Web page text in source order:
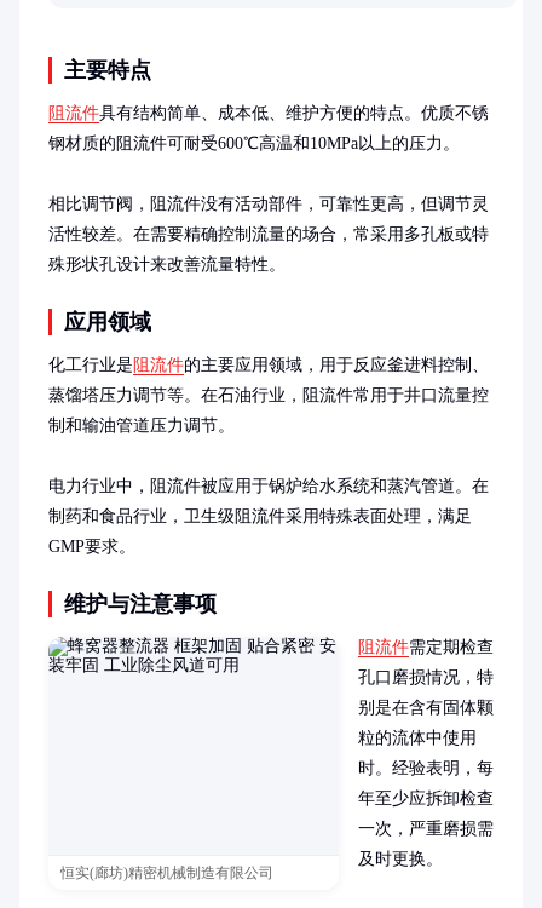
主要特点
阻流件具有结构简单、成本低、维护方便的特点。优质不锈
钢材质的阻流件可耐受600℃高温和10MPa以上的压力。
相比调节阀，阻流件没有活动部件，可靠性更高，但调节灵
活性较差。在需要精确控制流量的场合，常采用多孔板或特
殊形状孔设计来改善流量特性。
应用领域
化工行业是 阻流件的主要应用领域，用于反应釜进料控制、
蒸馏塔压力调节等。在石油行业，阻流件常用于井口流量控
制和输油管道压力调节。
电力行业中，阻流件被应用于锅炉给水系统和蒸汽管道。在
制药和食品行业，卫生级阻流件采用特殊表面处理，满足
GMP要求。
维护与注意事项
恒实(廊坊)精密机械制造有限公司
阻流件需定期检查
孔口磨损情况，特
别是在含有固体颗
粒的流体中使用
时。经验表明，每
年至少应拆卸检查
一次，严重磨损需
及时更换。